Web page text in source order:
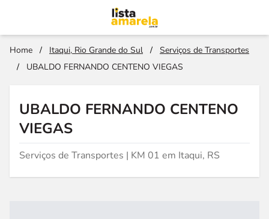
Home / Itaqui, Rio Grande do Sul /
Serviços de Transportes
/
UBALDO FERNANDO CENTENO VIEGAS
UBALDO FERNANDO CENTENO
VIEGAS
Serviços de Transportes | KM 01 em Itaqui, RS